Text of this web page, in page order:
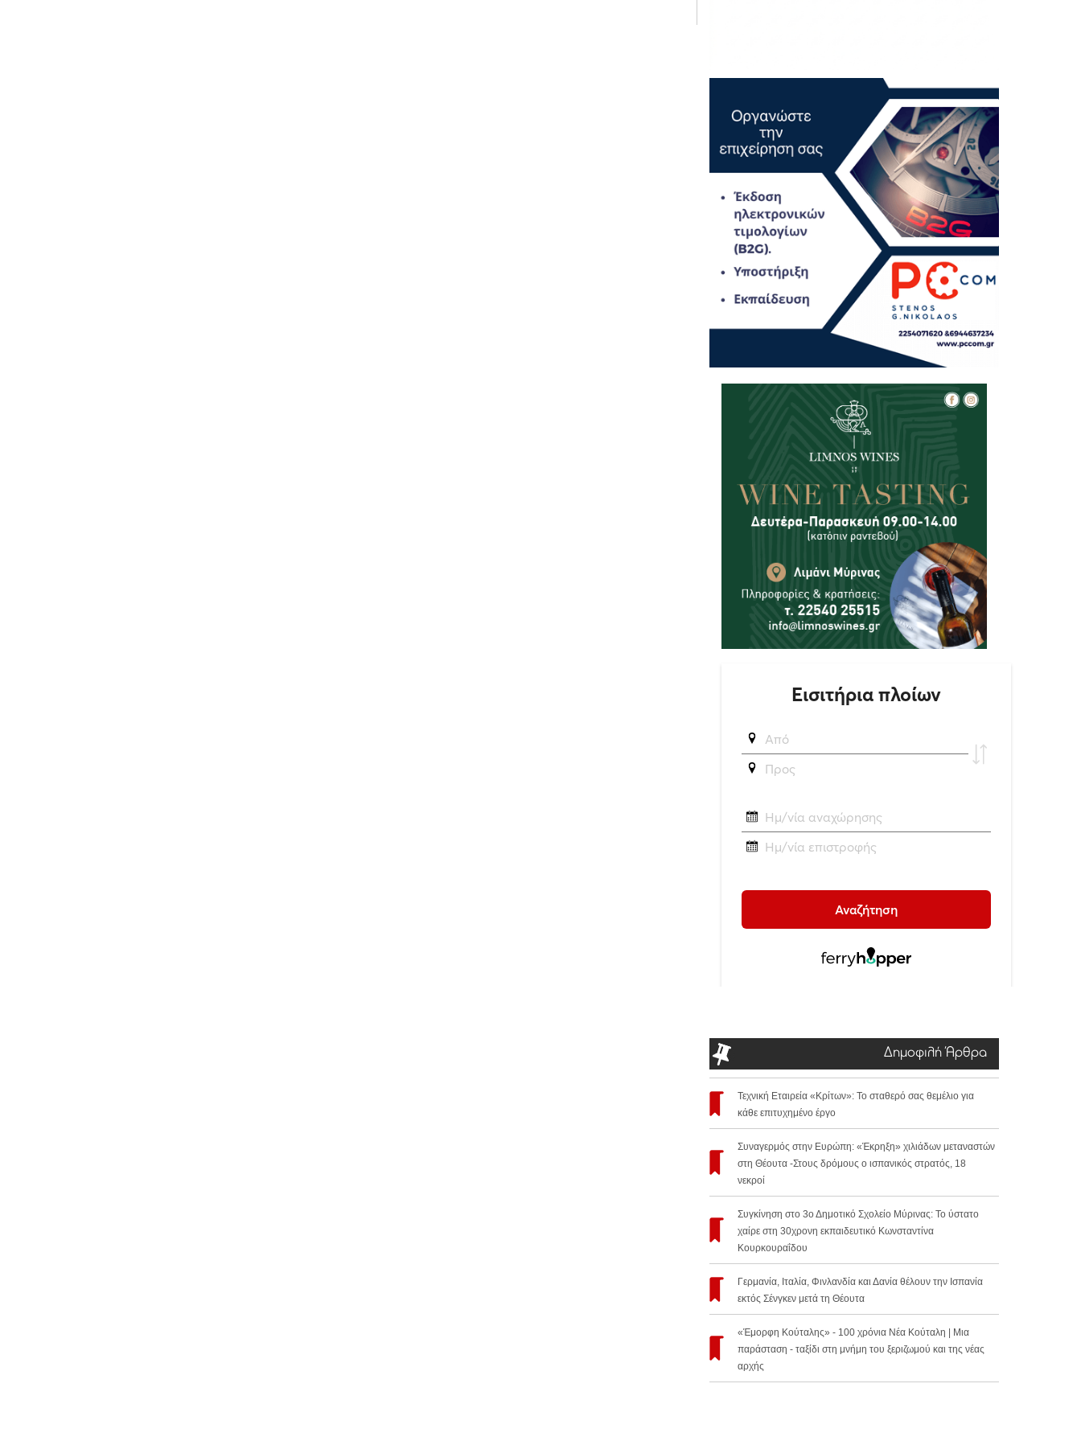
Δημοφιλή Άρθρα
Τεχνική Εταιρεία «Κρίτων»: Το σταθερό σας θεμέλιο για
κάθε επιτυχημένο έργο
Συναγερμός στην Ευρώπη: «Έκρηξη» χιλιάδων μεταναστών
στη Θέουτα -Στους δρόμους ο ισπανικός στρατός, 18
νεκροί
Συγκίνηση στο 3ο Δημοτικό Σχολείο Μύρινας: Το ύστατο
χαίρε στη 30χρονη εκπαιδευτικό Κωνσταντίνα
Κουρκουραΐδου
Γερμανία, Ιταλία, Φινλανδία και Δανία θέλουν την Ισπανία
εκτός Σένγκεν μετά τη Θέουτα
«Έμορφη Κούταλης» - 100 χρόνια Νέα Κούταλη | Μια
παράσταση - ταξίδι στη μνήμη του ξεριζωμού και της νέας
αρχής